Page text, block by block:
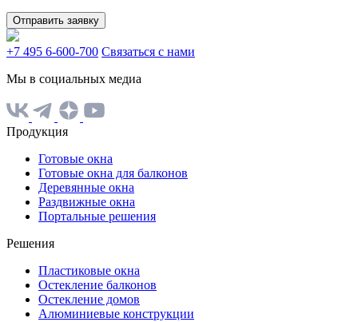
Отправить заявку
+7 495 6-600-700 Связаться с нами
Мы в социальных медиа
Продукция
Готовые окна
Готовые окна для балконов
Деревянные окна
Раздвижные окна
Портальные решения
Решения
Пластиковые окна
Остекление балконов
Остекление домов
Алюминиевые конструкции